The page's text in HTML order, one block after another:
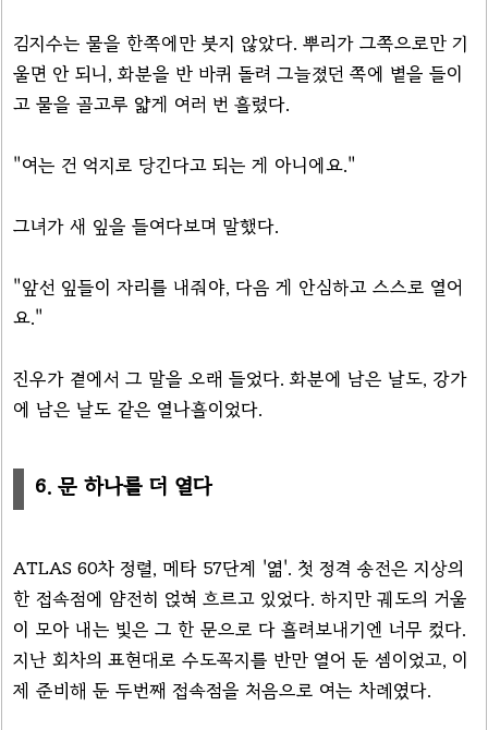
김지수는 물을 한쪽에만 붓지 않았다. 뿌리가 그쪽으로만 기
울면 안 되니, 화분을 반 바퀴 돌려 그늘졌던 쪽에 볕을 들이
고 물을 골고루 얇게 여러 번 흘렸다.
"여는 건 억지로 당긴다고 되는 게 아니에요."
그녀가 새 잎을 들여다보며 말했다.
"앞선 잎들이 자리를 내줘야, 다음 게 안심하고 스스로 열어
요."
진우가 곁에서 그 말을 오래 들었다. 화분에 남은 날도, 강가
에 남은 날도 같은 열나흘이었다.
6. 문 하나를 더 열다
ATLAS 60차 정렬, 메타 57단계 '엶'. 첫 정격 송전은 지상의
한 접속점에 얌전히 얹혀 흐르고 있었다. 하지만 궤도의 거울
이 모아 내는 빛은 그 한 문으로 다 흘려보내기엔 너무 컸다.
지난 회차의 표현대로 수도꼭지를 반만 열어 둔 셈이었고, 이
제 준비해 둔 두번째 접속점을 처음으로 여는 차례였다.